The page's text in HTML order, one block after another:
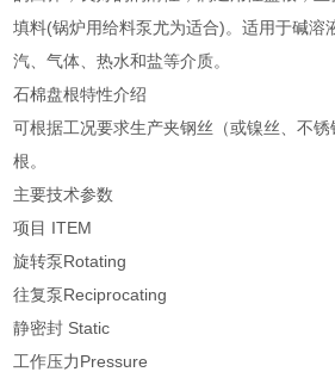
填料(锅炉用给料泵尤为适合)。适用于碱溶
汽、气体、热水和盐等介质。
石棉盘根特性介绍
可根据工况要求生产夹钢丝（或镍丝、不
根。
主要技术参数
项目 ITEM
旋转泵Rotating
往复泵Reciprocating
静密封 Static
工作压力Pressure